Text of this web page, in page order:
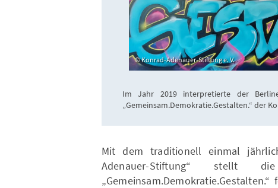
Konrad-Adenauer-Stiftung e. V.
Im Jahr 2019 interpretierte der
„Gemeinsam.Demokratie.Gestalten.“ der
Mit dem traditionell einmal
Adenauer-Stiftung“ stellt